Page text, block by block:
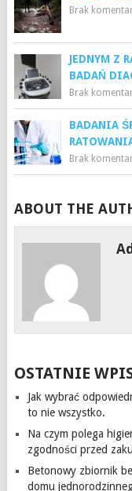
Brak
JEDNYM Z
BADAŃ
Brak
BADANIA
Brak
ABOUT THE
OSTATNIE
Jak wybrać
to nie wszystko.
Na czym polega
zgodności przed
Betonowy zbiornik
domu